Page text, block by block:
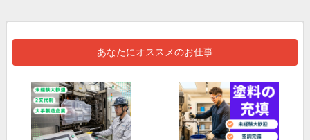
あなたにオススメのお仕事